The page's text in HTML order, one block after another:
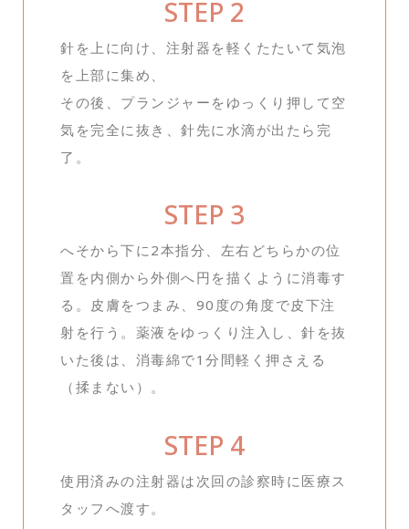
STEP 2
針を上に向け、注射器を軽くたたいて気泡
を上部に集め、
その後、プランジャーをゆっくり押して空
気を完全に抜き、針先に水滴が出たら完
了。
STEP 3
へそから下に2本指分、左右どちらかの位
置を内側から外側へ円を描くように消毒す
る。皮膚をつまみ、90度の角度で皮下注
射を行う。薬液をゆっくり注入し、針を抜
いた後は、消毒綿で1分間軽く押さえる
（揉まない）。
STEP 4
使用済みの注射器は次回の診察時に医療ス
タッフへ渡す。